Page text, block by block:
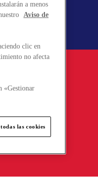
a menos
Aviso de
clic en
no afecta
«Gestionar
las cookies